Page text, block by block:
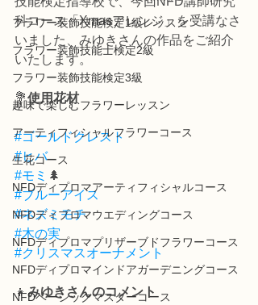
フラワー装飾技能検定1級レッスン
フラワー装飾技能士検定2級
フラワー装飾技能検定3級
趣味で楽しむフラワーレッスン
アーティフィシャルフラワーコース
生花コース
NFDディプロマアーティフィシャルコース
NFDディプロマウエディングコース
NFDディプロマプリザーブドフラワーコース
NFDディプロマインドアガーデニングコース
NFDベーシックマスターコース
科コース「Xmasアレンジ」を受講なさ
いました、みゆきさんの作品をご紹介
いたします。
💐使用花材
#ゴールドクレスト
#ヒバ
#モミ 🌲
#ブルーアイス
#ネズミモチ
#木の実
#クリスマスオーナメント
👧みゆきさんのコメント